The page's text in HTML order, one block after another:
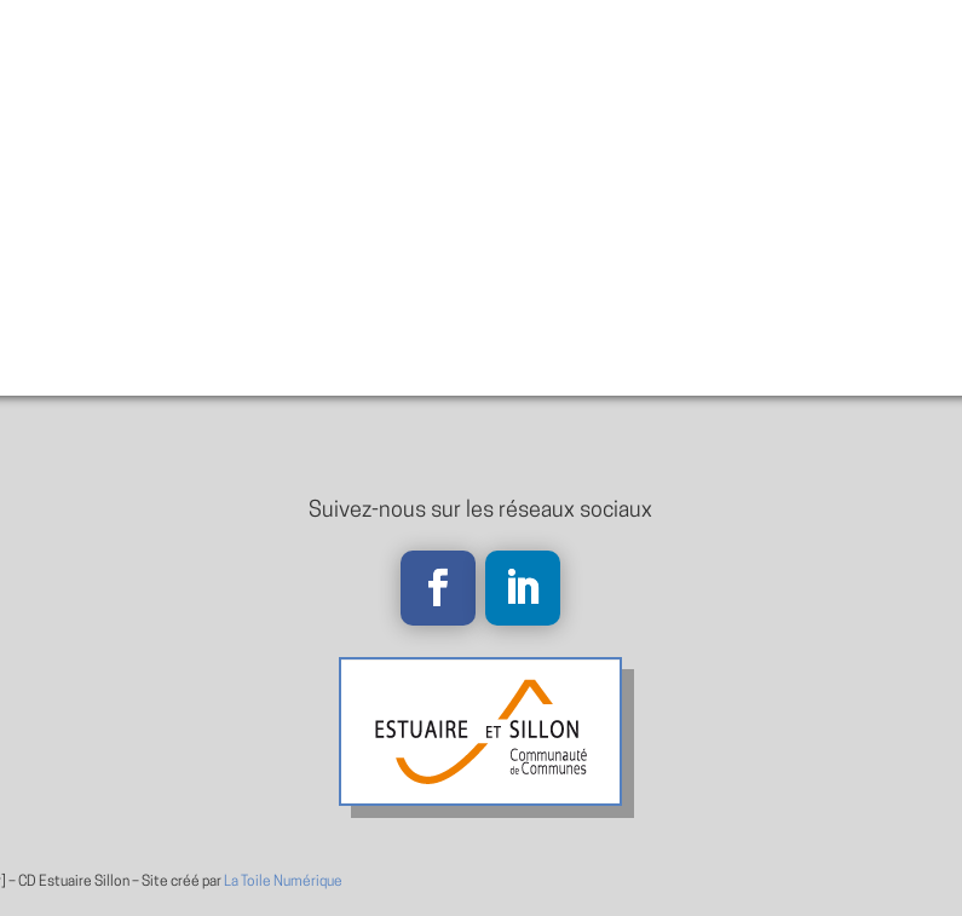
Suivez-nous sur les réseaux sociaux
–CD Estuaire Sillon – Site créé par La Toile Numérique